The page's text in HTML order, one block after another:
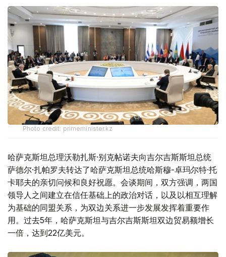
Photo credit: primeminister.kz
哈萨克斯坦总理沃勒扎斯·别克帖诺夫向吉尔吉斯斯坦总统
萨德尔·扎帕罗夫转达了哈萨克斯坦总统哈斯穆-卓玛尔特·托
卡耶夫的亲切问候和良好祝愿。会谈期间，双方强调，两国
领导人之间建立在信任基础上的政治对话，以及以相互理解
为基础的同盟关系，为双边关系进一步发展发挥着重要作
用。过去5年，哈萨克斯坦与吉尔吉斯斯坦双边贸易额增长
一倍，达到22亿美元。